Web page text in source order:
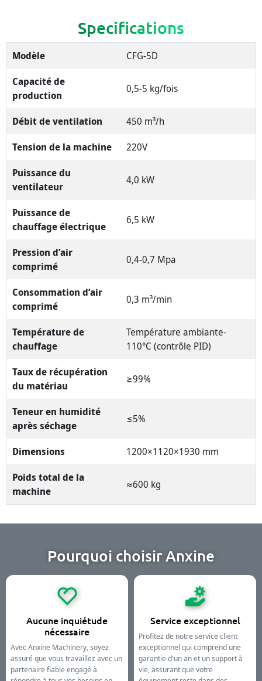
Specifications
Modèle
CFG-5D
Capacité de
production
0,5-5 kg/fois
Débit de ventilation
450 m³/h
Tension de la machine
220V
Puissance du
ventilateur
4,0 kW
Puissance de
chauffage électrique
6,5 kW
Pression d’air
comprimé
0,4-0,7 Mpa
Consommation d’air
comprimé
0,3 m³/min
Température de
chauffage
Température ambiante-
110°C (contrôle PID)
Taux de récupération
du matériau
≥99%
Teneur en humidité
après séchage
≤5%
Dimensions
1200×1120×1930 mm
Poids total de la
machine
≈600 kg
Pourquoi choisir Anxine
Aucune inquiétude
nécessaire
Avec Anxine Machinery, soyez
assuré que vous travaillez avec un
partenaire fiable engagé à
Service exceptionnel
Profitez de notre service client
exceptionnel qui comprend une
garantie d'un an et un support à
vie, assurant que votre